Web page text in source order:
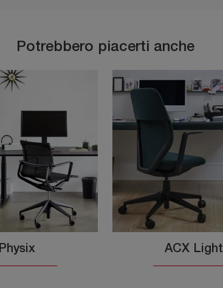
Potrebbero piacerti anche
Physix ACX Light